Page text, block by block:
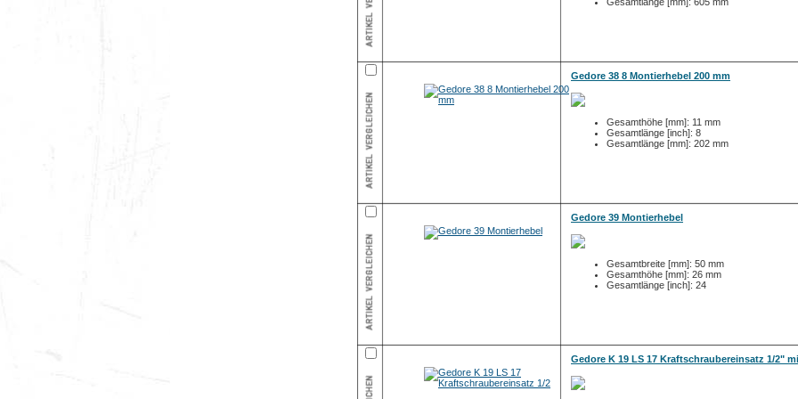
Gedore 38 8 Montierhebel 200 mm
Gesamthöhe [mm]: 11 mm
Gesamtlänge [inch]: 8
Gesamtlänge [mm]: 202 mm
Gedore 39 Montierhebel
Gesamtbreite [mm]: 50 mm
Gesamthöhe [mm]: 26 mm
Gesamtlänge [inch]: 24
Gedore K 19 LS 17 Kraftschraubereinsatz 1/2"